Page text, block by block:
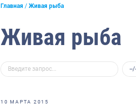
Главная Живая рыба
Живая рыба
10 МАРТА 2015